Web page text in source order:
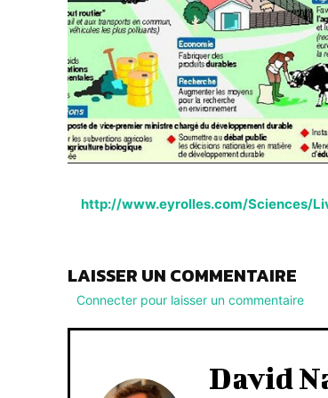
http://www.eyrolles.com/Sciences/
LAISSER UN COMMENTAIRE
Connecter pour laisser un commentaire
David